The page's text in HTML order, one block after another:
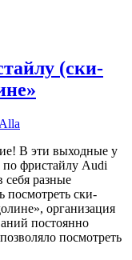
(ски-
Alla
В эти выходные у
по фристайлу Audi
себя разные
ски-
организация
постоянно
посмотреть